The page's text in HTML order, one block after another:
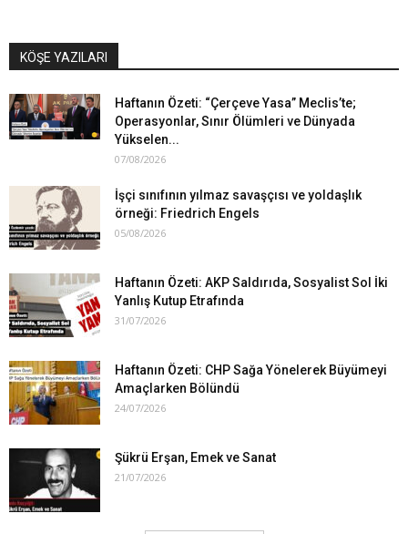
KÖŞE YAZILARI
Haftanın Özeti: “Çerçeve Yasa” Meclis’te;
Operasyonlar, Sınır Ölümleri ve Dünyada
Yükselen...
07/08/2026
İşçi sınıfının yılmaz savaşçısı ve yoldaşlık
örneği: Friedrich Engels
05/08/2026
Haftanın Özeti: AKP Saldırıda, Sosyalist Sol İki
Yanlış Kutup Etrafında
31/07/2026
Haftanın Özeti: CHP Sağa Yönelerek Büyümeyi
Amaçlarken Bölündü
24/07/2026
Şükrü Erşan, Emek ve Sanat
21/07/2026